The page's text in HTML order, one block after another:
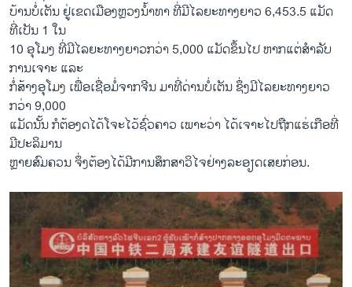
ບ້ານບໍ່ເຕັນ ຢູ່ເຂດເມືອງຫຼວງນ້ຳທາ ທີ່ມີໄລຍະທາງຍາວ 6,453.5 ແມັດ
ທີ່ເປັນ 1 ໃນ
10 ອຸໂມງ ທີ່ມີໄລຍະທາງຍາວກວ່າ 5,000 ແມັດຂຶ້ນໄປ ຫາກແຕ່ສຳລັບ
ການເຈາະ ແລະ
ກໍ່ສ້າງອຸໂມງ ເພື່ອເຊື່ອມໍ່ຈາກຈີນ ມາທີ່ດ່ານບໍ່ເຕັນ ຊຶ່ງມີໄລຍະທາງຍາວ
ກວ່າ 9,000
ແມັດນັ້ນ ກໍຕ້ອງດໄດ້ໂຈະໄວ້ຊົ່ວຄາວ ເພາະວ່າ ໄດ້ເຈາະໄປຖືກແຮ່ເກືອທີ່
ມີປະລິມານ
ຫຼາຍສົມຄວນ ຈຶ່ງຕ້ອງໄດ້ມີການສຶກສາວິໄຈຢ່າງລະອຽດເສຍກ່ອນ.